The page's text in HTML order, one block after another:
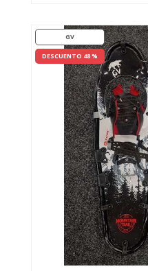
GV
DESCUENTO 48 %